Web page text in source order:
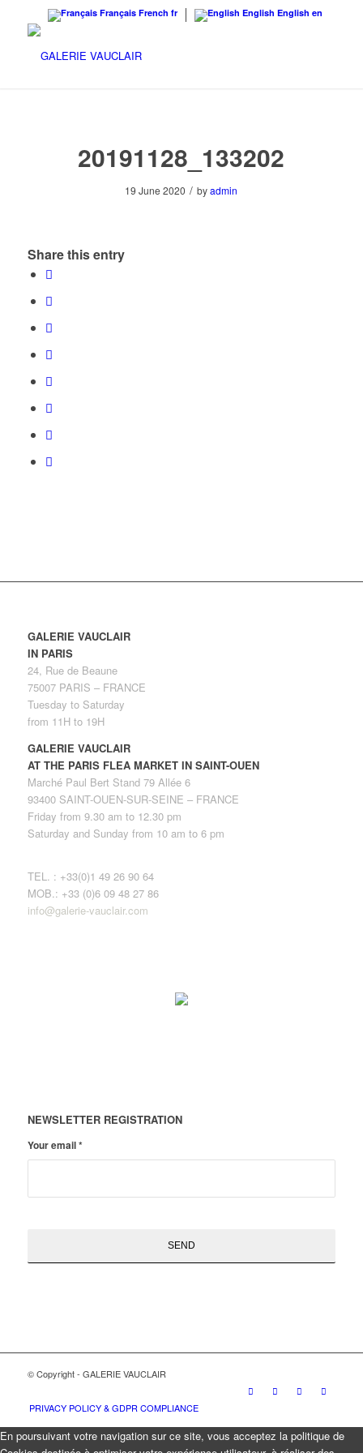
Français French fr English English en
20191128_133202
19 June 2020 / byadmin
Share this entry
GALERIE VAUCLAIR
IN PARIS
24, Rue de Beaune
75007 PARIS – FRANCE
Tuesday to Saturday
from 11H to 19H
GALERIE VAUCLAIR
AT THE PARIS FLEA MARKET IN SAINT-OUEN
Marché Paul Bert Stand 79 Allée 6
93400 SAINT-OUEN-SUR-SEINE – FRANCE
Friday from 9.30 am to 12.30 pm
Saturday and Sunday from 10 am to 6 pm
TEL. : +33(0)1 49 26 90 64
MOB.: +33 (0)6 09 48 27 86
info@galerie-vauclair.com
NEWSLETTER REGISTRATION
Your email*
© Copyright - GALERIE VAUCLAIR
PRIVACY POLICY & GDPR COMPLIANCE
En poursuivant votre navigation sur ce site, vous acceptez la politique de